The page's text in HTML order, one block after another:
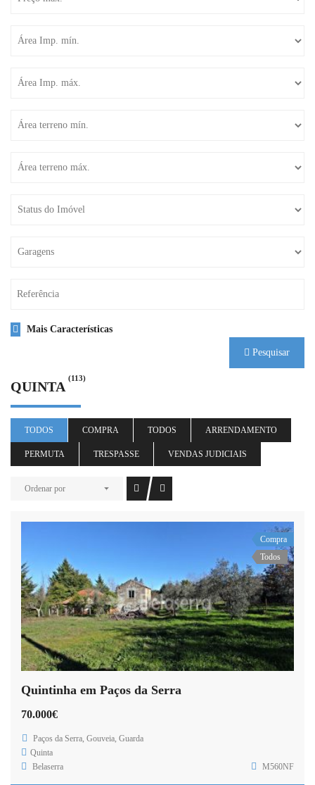
Mais Características
Pesquisar
QUINTA
(113)
TODOS COMPRA TODOS ARRENDAMENTO
PERMUTA TRESPASSE VENDAS JUDICIAIS
Ordenar por
Compra
Todos
Quintinha em Paços da Serra
70.000€
Paços da Serra, Gouveia, Guarda
Quinta
Belaserra
M560NF